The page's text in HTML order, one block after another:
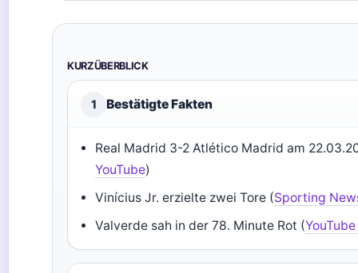
KURZÜBERBLICK
1 Bestätigte Fakten
Real Madrid 3-2 Atlético Madrid am
YouTube)
Vinícius Jr. erzielte zwei Tore (Sporting
Valverde sah in der 78. Minute Rot (